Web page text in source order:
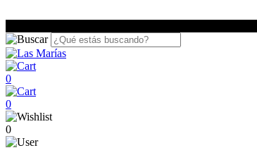
0
0
0